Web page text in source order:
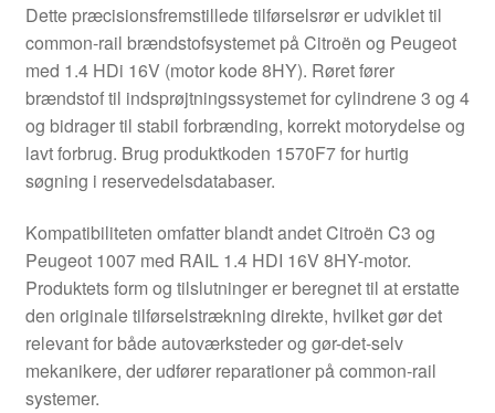
Dette præcisionsfremstillede tilførselsrør er udviklet til
common-rail brændstofsystemet på Citroën og Peugeot
med 1.4 HDi 16V (motor kode 8HY). Røret fører
brændstof til indsprøjtningssystemet for cylindrene 3 og 4
og bidrager til stabil forbrænding, korrekt motorydelse og
lavt forbrug. Brug produktkoden 1570F7 for hurtig
søgning i reservedelsdatabaser.
Kompatibiliteten omfatter blandt andet Citroën C3 og
Peugeot 1007 med RAIL 1.4 HDI 16V 8HY-motor.
Produktets form og tilslutninger er beregnet til at erstatte
den originale tilførselstrækning direkte, hvilket gør det
relevant for både autoværksteder og gør-det-selv
mekanikere, der udfører reparationer på common-rail
systemer.